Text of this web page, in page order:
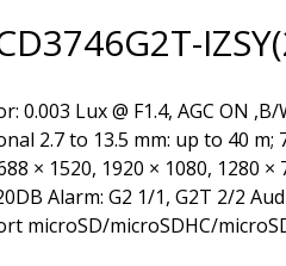
0.003 Lux @ F1.4, AGC ON
2.7 to 13.5 mm: up to 40 m;
× 1520, 1920 × 1080, 1280
Alarm: G2 1/1, G2T 2/2
microSDHC/